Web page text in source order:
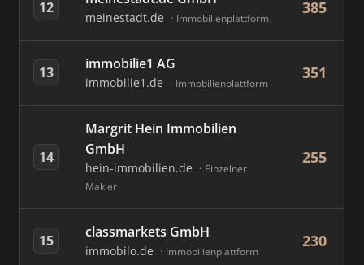
12
meinestadt.de Immobilienplattform
385
13 immobilie1 AG
immobilie1.de Immobilienplattform
351
14
Margrit Hein Immobilien
GmbH
hein-immobilien.de
Einzelner
Makler
255
15 classmarkets GmbH
immobilo.de Immobilienplattform
230